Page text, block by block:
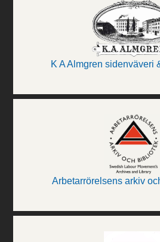
K A Almgren sidenväveri
Arbetarrörelsens arkiv